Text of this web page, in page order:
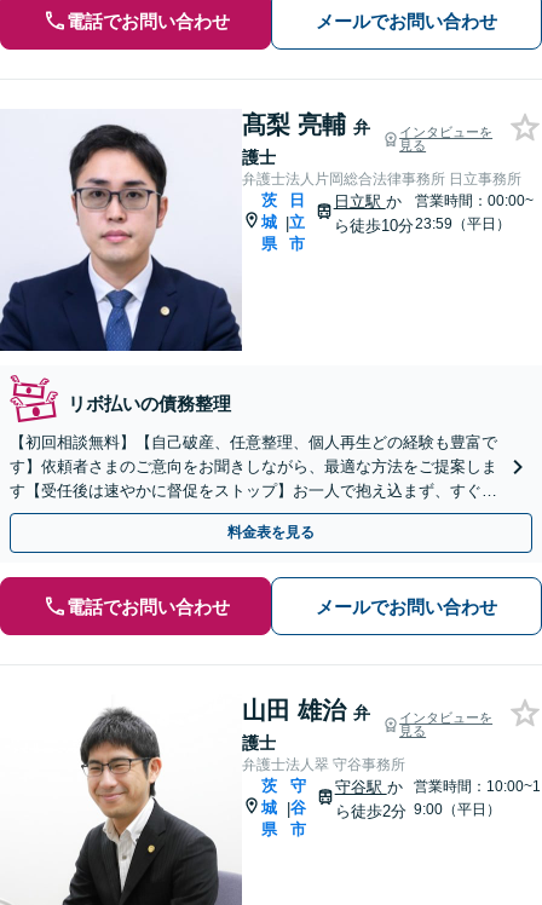
電話でお問い合わせ メールでお問い合わせ
髙梨 亮輔 弁
護士
インタビューを
見る
弁護士法人片岡総合法律事務所 日立事務所
茨
城
県
|
日
立
市
日立駅 か
ら徒歩10分
営業時間：00:00~
23:59（平日）
リボ払いの債務整理
【初回相談無料】【自己破産、任意整理、個人再生どの経験も豊富で
す】依頼者さまのご意向をお聞きしながら、最適な方法をご提案しま
す【受任後は速やかに督促をストップ】お一人で抱え込まず、すぐに
ご相談ください【土日祝対応可】【駐車場完備】
料金表を見る
電話でお問い合わせ メールでお問い合わせ
山田 雄治 弁
護士
インタビューを
見る
弁護士法人翠 守谷事務所
茨
城
県
|
守
谷
市
守谷駅 か
ら徒歩2分
営業時間：10:00~1
9:00（平日）